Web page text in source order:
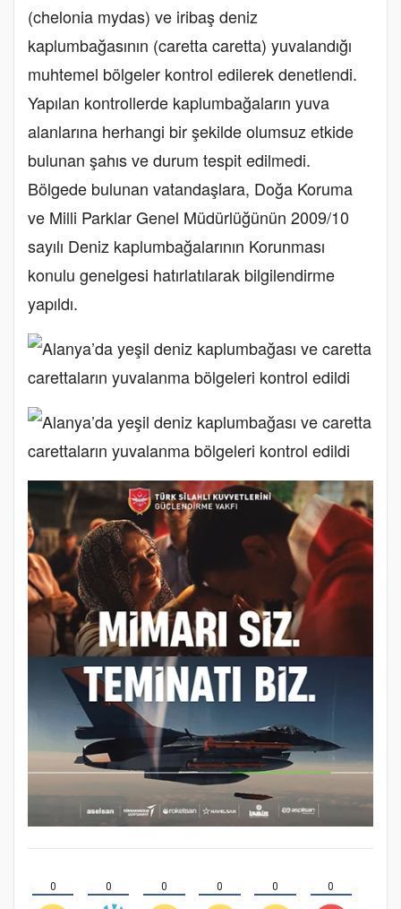
(chelonia mydas) ve iribaş deniz
kaplumbağasının (caretta caretta) yuvalandığı
muhtemel bölgeler kontrol edilerek denetlendi.
Yapılan kontrollerde kaplumbağaların yuva
alanlarına herhangi bir şekilde olumsuz etkide
bulunan şahıs ve durum tespit edilmedi.
Bölgede bulunan vatandaşlara, Doğa Koruma
ve Milli Parklar Genel Müdürlüğünün 2009/10
sayılı Deniz kaplumbağalarının Korunması
konulu genelgesi hatırlatılarak bilgilendirme
yapıldı.
0 0 0 0 0 0